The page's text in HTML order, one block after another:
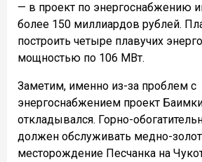
— в проект по энергоснабжению
более 150 миллиардов рублей.
построить четыре плавучих
мощностью по 106 МВт.
Заметим, именно из-за проблем с
энергоснабжением проект
откладывался. Горно-
должен обслуживать медно-
месторождение Песчанка на